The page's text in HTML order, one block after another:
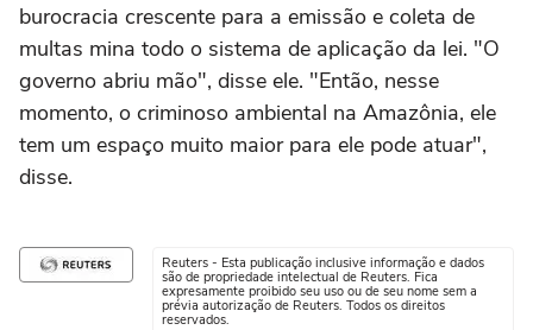
burocracia crescente para a emissão e coleta de
multas mina todo o sistema de aplicação da lei. "O
governo abriu mão", disse ele. "Então, nesse
momento, o criminoso ambiental na Amazônia, ele
tem um espaço muito maior para ele pode atuar",
disse.
Reuters - Esta publicação inclusive informação e dados
são de propriedade intelectual de Reuters. Fica
expresamente proibido seu uso ou de seu nome sem a
prévia autorização de Reuters. Todos os direitos
reservados.